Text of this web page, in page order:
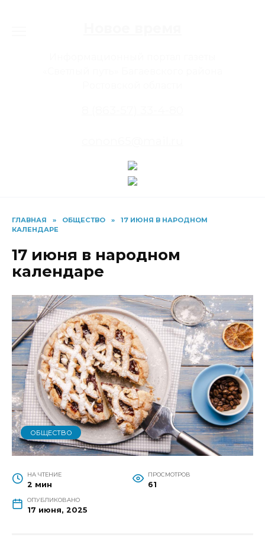
ГЛАВНАЯ » ОБЩЕСТВО »
17 ИЮНЯ В НАРОДНОМ
КАЛЕНДАРЕ
17 июня в народном
календаре
ОБЩЕСТВО
НА ЧТЕНИЕ
2 мин
ПРОСМОТРОВ
61
ОПУБЛИКОВАНО
17 июня, 2025